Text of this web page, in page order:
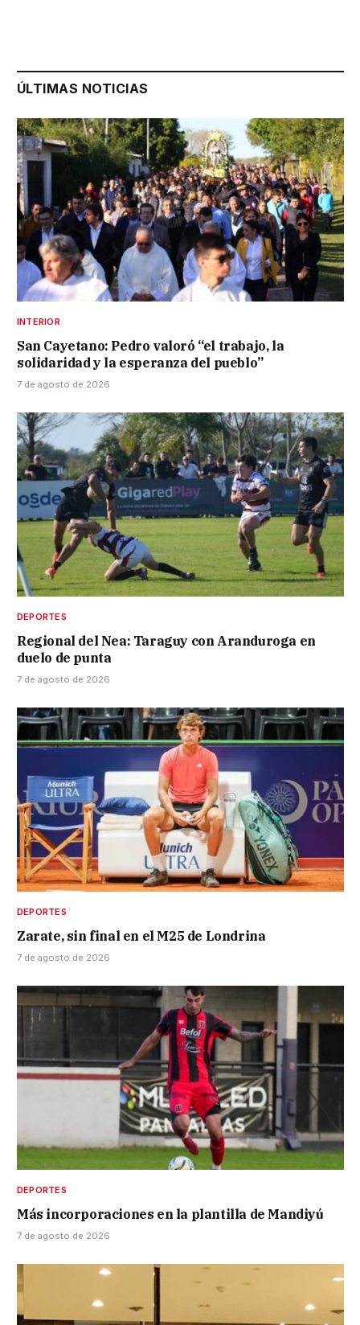
ÚLTIMAS NOTICIAS
INTERIOR
San Cayetano: Pedro valoró “el trabajo, la
solidaridad y la esperanza del pueblo”
7 de agosto de 2026
DEPORTES
Regional del Nea: Taraguy con Aranduroga en
duelo de punta
7 de agosto de 2026
DEPORTES
Zarate, sin final en el M25 de Londrina
7 de agosto de 2026
DEPORTES
Más incorporaciones en la plantilla de Mandiyú
7 de agosto de 2026